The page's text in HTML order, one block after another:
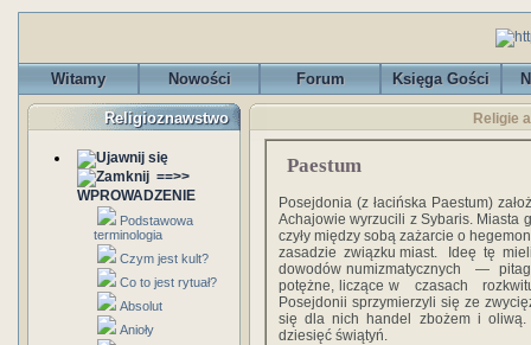
Witamy Nowości Forum Księga Gości
Religioznawstwo
==>>
WPROWADZENIE
Podstawowa
terminologia
Czym jest kult?
Co to jest rytuał?
Absolut
Anioły
Religie
Paestum
Posejdonia (z łacińska Paestum)
Achajowie wyrzucili z Sybaris. Miasta
czyły między sobą zażarcie o
za­sadzie związku miast. Ideę tę
dowodów numizmatycznych —
potężne, liczące w czasach
Posejdonii sprzymierzyli się ze
się dla nich handel zbożem i oliwą.
dziesięć świątyń.